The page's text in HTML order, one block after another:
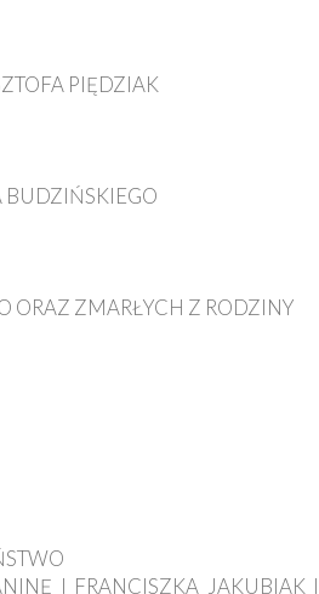
PIĘDZIAK
BUDZIŃSKIEGO
ORAZ ZMARŁYCH Z RODZINY
I FRANCISZKA JAKUBIAK I